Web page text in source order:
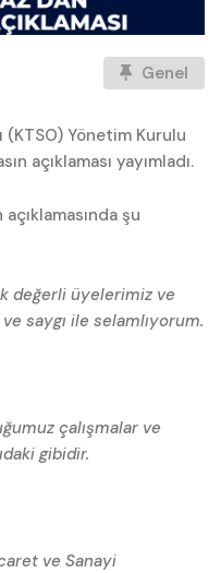
Genel
(KTSO) Yönetim Kurulu
açıklaması yayımladı.
açıklamasında şu
değerli üyelerimiz ve
saygı ile selamlıyorum.
çalışmalar ve
gibidir.
ve Sanayi